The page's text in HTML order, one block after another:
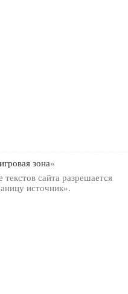
зона»
сайта разрешается
источник».